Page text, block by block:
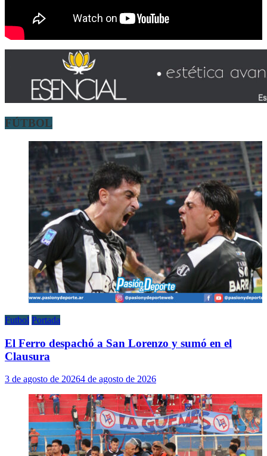
FÚTBOL
Futbol Portada
El Ferro despachó a San Lorenzo y sumó en el
Clausura
3 de agosto de 20264 de agosto de 2026